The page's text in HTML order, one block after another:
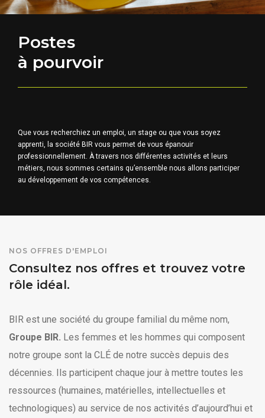
Postes
à pourvoir
Que vous recherchiez un emploi, un stage ou que vous soyez
apprenti, la société BIR vous permet de vous épanouir
professionnellement. À travers nos différentes activités et leurs
métiers, nous sommes certains qu’ensemble nous allons participer
au développement de vos compétences.
NOS OFFRES D'EMPLOI
Consultez nos offres et trouvez votre
rôle idéal.
BIR est une société du groupe familial du même nom,
Groupe BIR. Les femmes et les hommes qui composent
notre groupe sont la CLÉ de notre succès depuis des
décennies. Ils participent chaque jour à mettre toutes les
ressources (humaines, matérielles, intellectuelles et
technologiques) au service de nos activités d’aujourd’hui et